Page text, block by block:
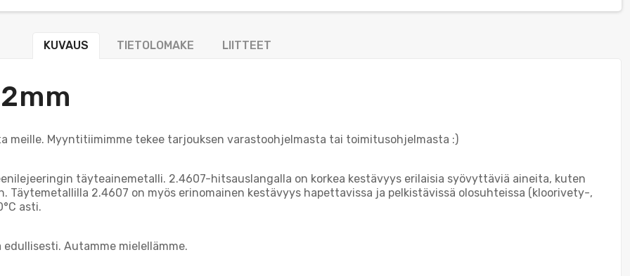
KUVAUS TIETOLOMAKE LIITTEET
meille. Myyntitiimimme tekee tarjouksen varastoohjelmasta tai toimitusohjelmasta :)
täyteainemetalli. 2.4607-hitsauslangalla on korkea kestävyys erilaisia syövyttäviä aineita, kuten
Täytemetallilla 2.4607 on myös erinomainen kestävyys hapettavissa ja pelkistävissä olosuhteissa (kloorivety-,
asti.
Autamme mielellämme.